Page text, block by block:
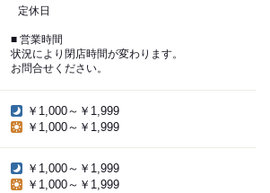
定休日
■ 営業時間
状況により閉店時間が変わります。
お問合せください。
￥1,000～￥1,999
￥1,000～￥1,999
￥1,000～￥1,999
￥1,000～￥1,999